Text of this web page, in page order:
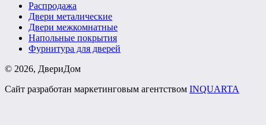
Распродажа
Двери металические
Двери межкомнатные
Напольные покрытия
Фурнитура для дверей
© 2026, ДвериДом
Сайт разработан маркетинговым агентством INQUARTA